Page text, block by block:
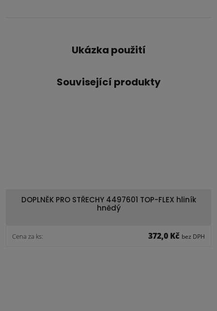
Ukázka použití
Související produkty
DOPLNĚK PRO STŘECHY 4497601 TOP-FLEX hliník
hnědý
Cena za ks: 372,0 Kč bez DPH